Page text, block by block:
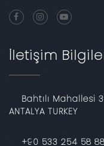
İletişim
Bahtılı Mahallesi
ANTALYA TURKEY
‎+90 533 254 58